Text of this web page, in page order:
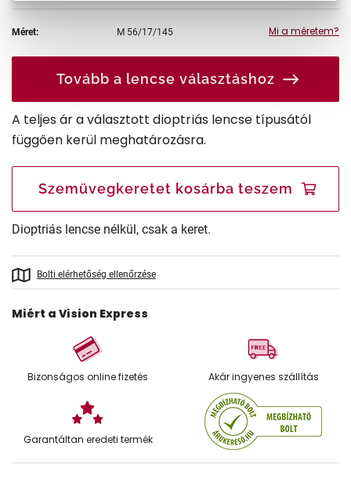
Méret: M 56/17/145 Mi a méretem?
Tovább a lencse választáshoz
A teljes ár a választott dioptriás lencse típusától
függően kerül meghatározásra.
Szemüvegkeretet kosárba teszem
Dioptriás lencse nélkül, csak a keret.
Bolti elérhetőség ellenőrzése
Miért a Vision Express
Bizonságos online fizetés Akár ingyenes szállítás
Garantáltan eredeti termék